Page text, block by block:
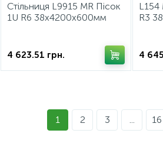
Стільниця L9915 MR Пісок
1U R6 38x4200x600мм
4 623.51 грн.
L154
R3
4
1 2 3 ... 16